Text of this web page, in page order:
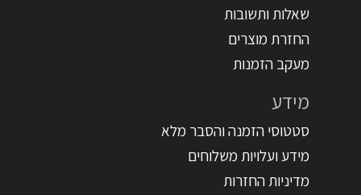
שאלות ותשובות
החזרת מוצרים
מעקב הזמנות
מידע
סטטוסי הזמנה והסבר מלא
מידע ועלויות משלוחים
מדיניות החזרות